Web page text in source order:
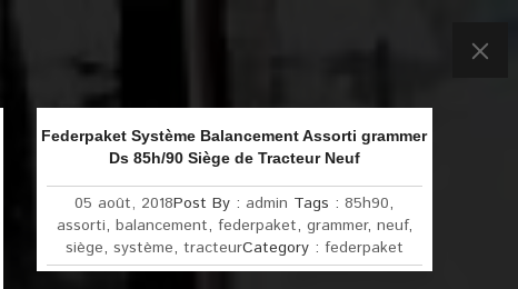
Federpaket Système Balancement Assorti grammer
Ds 85h/90 Siège de Tracteur Neuf
05 août, 2018Post By : admin Tags :85h90,
assorti, balancement, federpaket, grammer, neuf,
siège, système, tracteurCategory : federpaket